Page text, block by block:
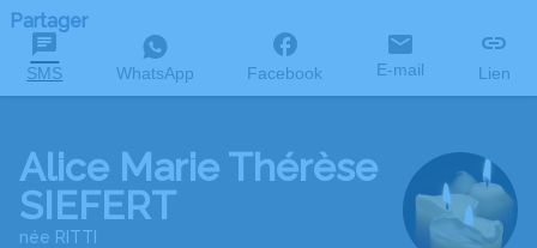
Partager
SMS WhatsApp Facebook E-mail Lien
Alice Marie Thérèse
SIEFERT
née RITTI